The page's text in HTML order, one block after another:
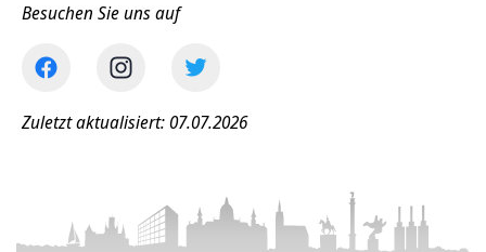
Besuchen Sie uns auf
Zuletzt aktualisiert: 07.07.2026